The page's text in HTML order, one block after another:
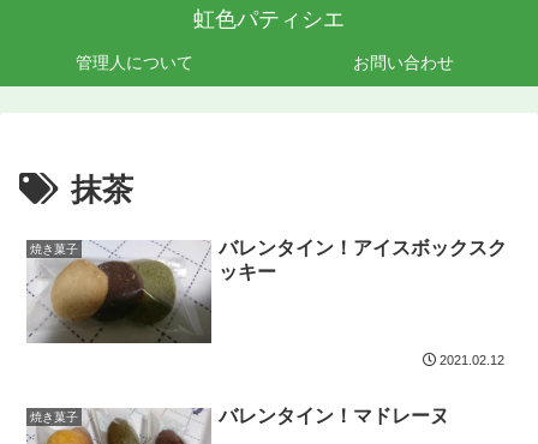
虹色パティシエ
管理人について お問い合わせ
抹茶
焼き菓子
バレンタイン！アイスボックスク
ッキー
2021.02.12
焼き菓子 バレンタイン！マドレーヌ